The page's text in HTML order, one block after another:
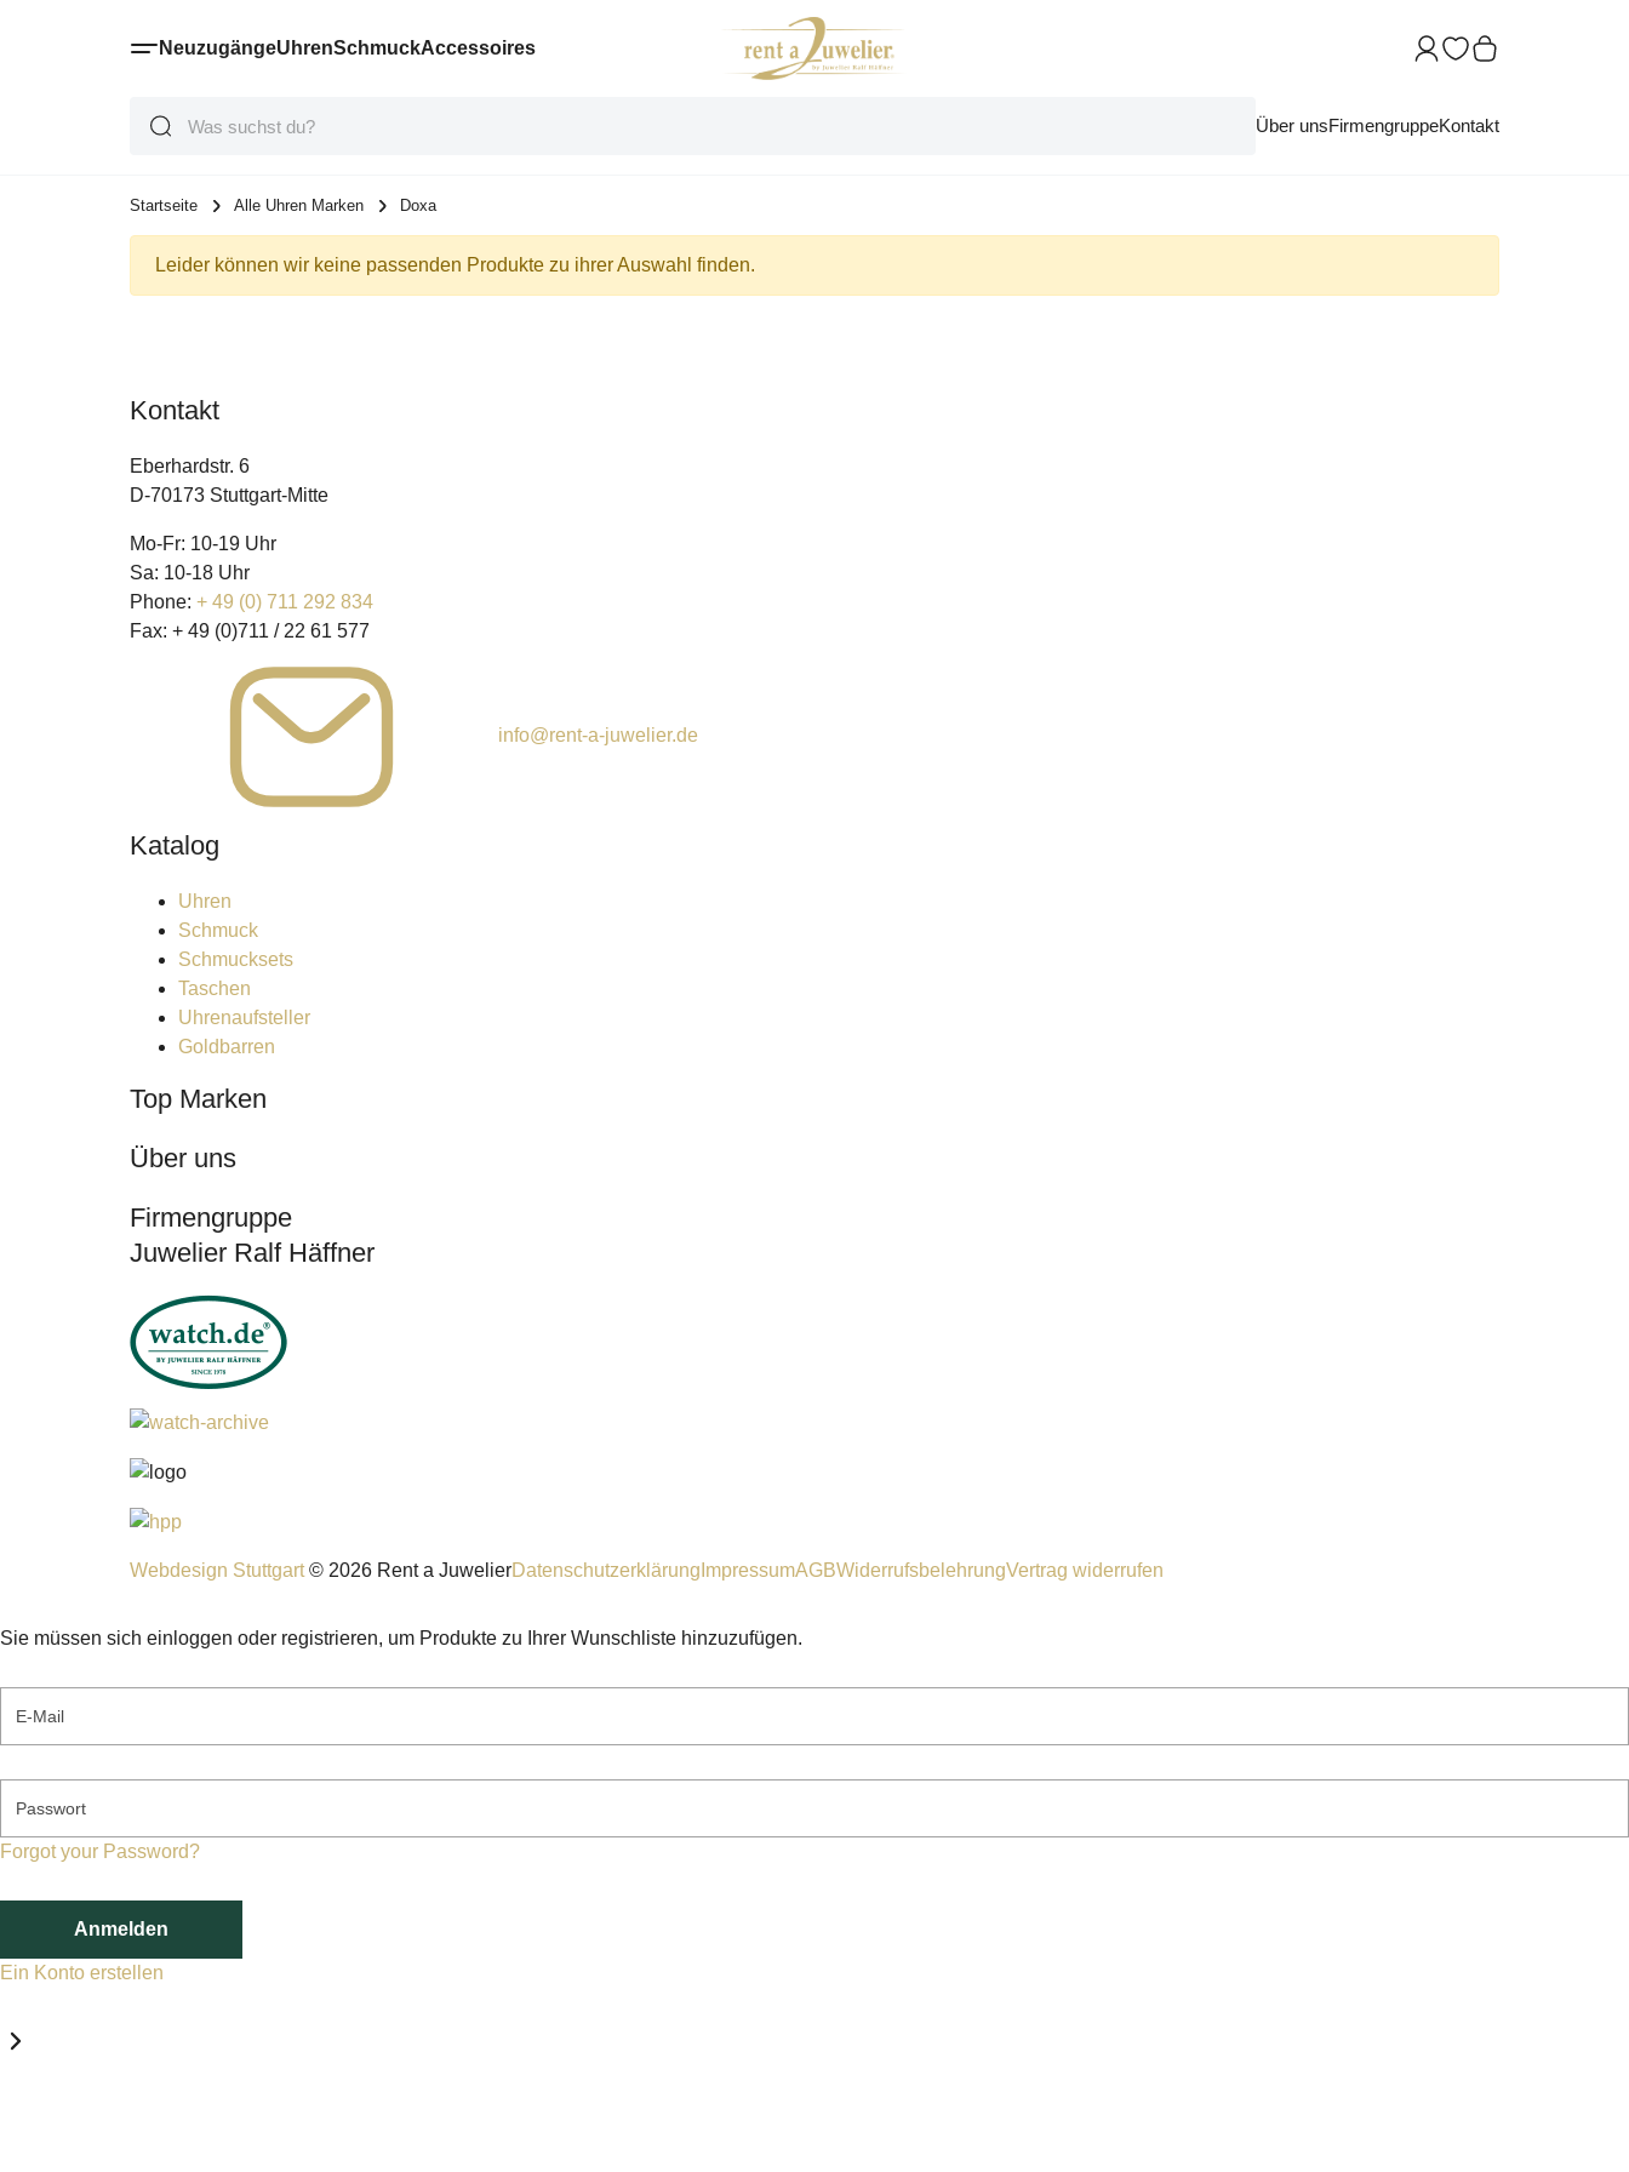
NeuzugängeUhrenSchmuckAccessoires
Über unsFirmengruppeKontakt
Startseite Alle Uhren Marken Doxa
Leider können wir keine passenden Produkte zu ihrer Auswahl finden.
Kontakt
Eberhardstr. 6
D-70173 Stuttgart-Mitte
Mo-Fr: 10-19 Uhr
Sa: 10-18 Uhr
Phone: + 49 (0) 711 292 834
Fax: + 49 (0)711 / 22 61 577
info@rent-a-juwelier.de
Katalog
Uhren
Schmuck
Schmucksets
Taschen
Uhrenaufsteller
Goldbarren
Top Marken
Über uns
Firmengruppe
Juwelier Ralf Häffner
Webdesign Stuttgart © 2026 Rent a JuwelierDatenschutzerklärung ImpressumAGBWiderrufsbelehrungVertrag widerrufen
Sie müssen sich einloggen oder registrieren, um Produkte zu Ihrer Wunschliste hinzuzufügen.
E-Mail
Passwort
Forgot your Password?
Anmelden
Ein Konto erstellen